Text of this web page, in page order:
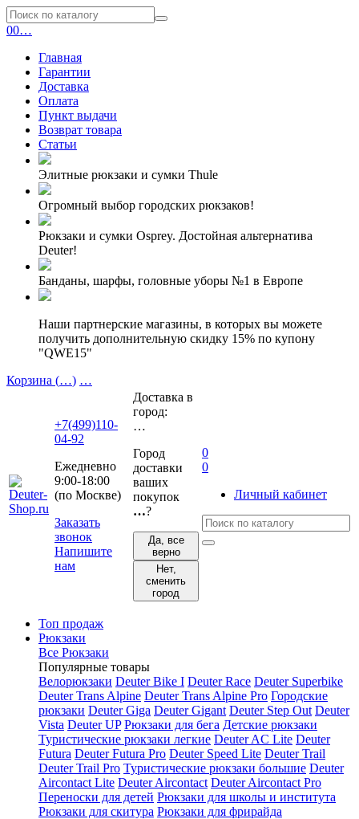
00…
Главная
Гарантии
Доставка
Оплата
Пункт выдачи
Возврат товара
Статьи
Элитные рюкзаки и сумки Thule
Огромный выбор городских рюкзаков!
Рюкзаки и сумки Osprey. Достойная альтернатива
Deuter!
Банданы, шарфы, головные уборы №1 в Европе
Наши партнерские магазины, в которых вы можете
получить дополнительную скидку 15% по купону
"QWE15"
Корзина (…) …
+7(499)110-
04-92
Ежедневно
9:00-18:00
(по Москве)
Заказать
звонок
Напишите
нам
Доставка в
город:
…
Город
доставки
ваших
покупок
…?
Да, все
верно
Нет,
сменить
город
0
0
Личный кабинет
Топ продаж
Рюкзаки
Все Рюкзаки
Популярные товары
Велорюкзаки Deuter Bike I Deuter Race Deuter Superbike
Deuter Trans Alpine Deuter Trans Alpine Pro Городские
рюкзаки Deuter Giga Deuter Gigant Deuter Step Out Deuter
Vista Deuter UP Рюкзаки для бега Детские рюкзаки
Туристические рюкзаки легкие Deuter AС Lite Deuter
Futura Deuter Futura Pro Deuter Speed Lite Deuter Trail
Deuter Trail Pro Туристические рюкзаки большие Deuter
Aircontact Lite Deuter Aircontact Deuter Aircontact Pro
Переноски для детей Рюкзаки для школы и института
Рюкзаки для скитура Рюкзаки для фрирайда